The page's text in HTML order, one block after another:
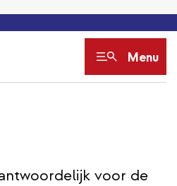
Menu
voor de